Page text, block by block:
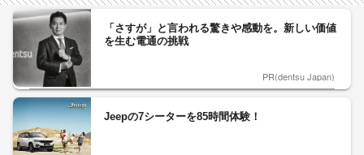
「さすが」と言われる驚きや感動を。新しい価値
を生む電通の挑戦
PR(dentsu Japan)
Jeepの7シーターを85時間体験！